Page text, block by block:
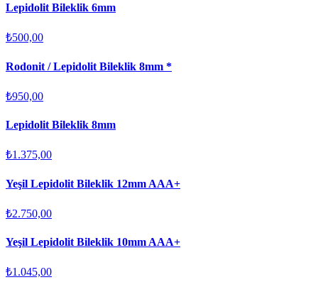
Lepidolit Bileklik 6mm
₺500,00
Rodonit / Lepidolit Bileklik 8mm *
₺950,00
Lepidolit Bileklik 8mm
₺1.375,00
Yeşil Lepidolit Bileklik 12mm AAA+
₺2.750,00
Yeşil Lepidolit Bileklik 10mm AAA+
₺1.045,00